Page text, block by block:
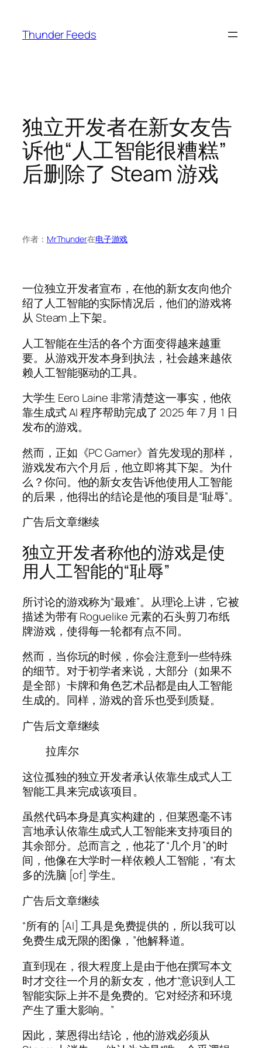
Thunder Feeds
独立开发者在新女友告
诉他“人工智能很糟糕”
后删除了 Steam 游戏
作者： MrThunder在电子游戏
一位独立开发者宣布，在他的新女友向他介
绍了人工智能的实际情况后，他们的游戏将
从 Steam 上下架。
人工智能在生活的各个方面变得越来越重
要。从游戏开发本身到执法，社会越来越依
赖人工智能驱动的工具。
大学生 Eero Laine 非常清楚这一事实，他依
靠生成式 AI 程序帮助完成了 2025 年 7 月 1 日
发布的游戏。
然而，正如《PC Gamer》首先发现的那样，
游戏发布六个月后，他立即将其下架。为什
么？你问。他的新女友告诉他使用人工智能
的后果，他得出的结论是他的项目是“耻辱”。
广告后文章继续
独立开发者称他的游戏是使
用人工智能的“耻辱”
所讨论的游戏称为“最难”。从理论上讲，它被
描述为带有 Roguelike 元素的石头剪刀布纸
牌游戏，使得每一轮都有点不同。
然而，当你玩的时候，你会注意到一些特殊
的细节。对于初学者来说，大部分（如果不
是全部）卡牌和角色艺术品都是由人工智能
生成的。同样，游戏的音乐也受到质疑。
广告后文章继续
拉库尔
这位孤独的独立开发者承认依靠生成式人工
智能工具来完成该项目。
虽然代码本身是真实构建的，但莱恩毫不讳
言地承认依靠生成式人工智能来支持项目的
其余部分。总而言之，他花了“几个月”的时
间，他像在大学时一样依赖人工智能，“有太
多的洗脑 [of] 学生。
广告后文章继续
“所有的 [AI] 工具是免费提供的，所以我可以
免费生成无限的图像，”他解释道。
直到现在，很大程度上是由于他在撰写本文
时才交往一个月的新女友，他才“意识到人工
智能实际上并不是免费的。它对经济和环境
产生了重大影响。”
因此，莱恩得出结论，他的游戏必须从